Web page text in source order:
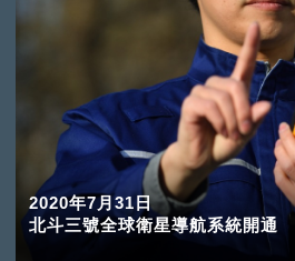
2020年7月31日
北斗三號全球衛星導航系統開通